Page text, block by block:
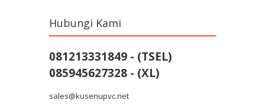
Hubungi Kami
081213331849 - (TSEL)
085945627328 - (XL)
sales@kusenupvc.net